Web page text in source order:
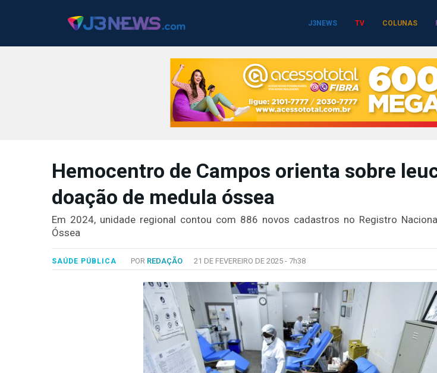
J3NEWS TV COLUNAS
Hemocentro de Campos orienta sobre
doação de medula óssea
Em 2024, unidade regional contou com 886 novos cadastros no Registro
Óssea
SAÚDE PÚBLICA POR REDAÇÃO 21 DE FEVEREIRO DE 2025 - 7h38